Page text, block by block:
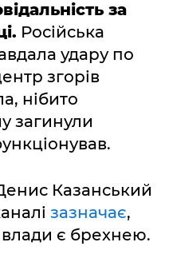
за
Російська
удару по
згорів
нібито
загинули
Казанський
зазначає,
влади є брехнею.